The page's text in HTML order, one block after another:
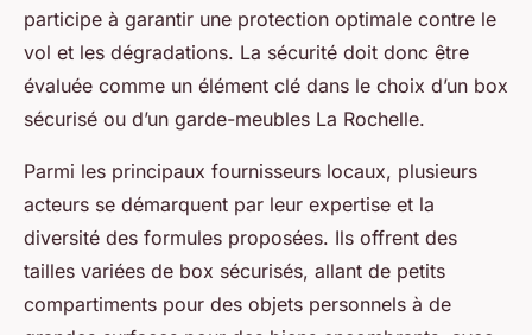
participe à garantir une protection optimale contre le
vol et les dégradations. La sécurité doit donc être
évaluée comme un élément clé dans le choix d’un box
sécurisé ou d’un garde-meubles La Rochelle.
Parmi les principaux fournisseurs locaux, plusieurs
acteurs se démarquent par leur expertise et la
diversité des formules proposées. Ils offrent des
tailles variées de box sécurisés, allant de petits
compartiments pour des objets personnels à de